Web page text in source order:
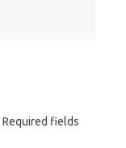
Required fields